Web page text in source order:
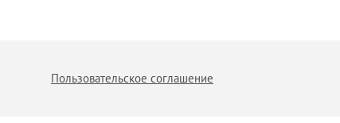
Пользовательское соглашение